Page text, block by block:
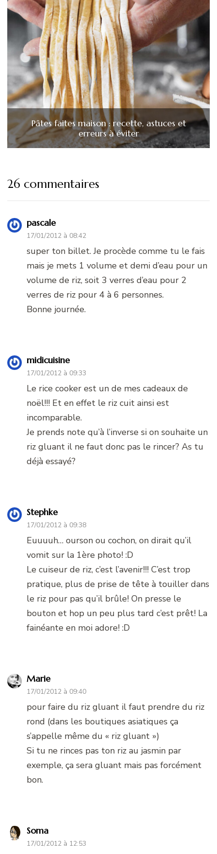
Pâtes faites maison : recette, astuces et
erreurs à éviter
26 commentaires
pascale
17/01/2012 à 08:42
super ton billet. Je procède comme tu le fais
mais je mets 1 volume et demi d’eau pour un
volume de riz, soit 3 verres d’eau pour 2
verres de riz pour 4 à 6 personnes.
Bonne journée.
midicuisine
17/01/2012 à 09:33
Le rice cooker est un de mes cadeaux de
noël!!! Et en effet le riz cuit ainsi est
incomparable.
Je prends note qu’à l’inverse si on souhaite un
riz gluant il ne faut donc pas le rincer? As tu
déjà essayé?
Stephke
17/01/2012 à 09:38
Euuuuh… ourson ou cochon, on dirait qu’il
vomit sur la 1ère photo! :D
Le cuiseur de riz, c’est l’avenir!!! C’est trop
pratique, plus de prise de tête à touiller dans
le riz pour pas qu’il brûle! On presse le
bouton et hop un peu plus tard c’est prêt! La
fainéante en moi adore! :D
Marie
17/01/2012 à 09:40
pour faire du riz gluant il faut prendre du riz
rond (dans les boutiques asiatiques ça
s’appelle même du « riz gluant »)
Si tu ne rinces pas ton riz au jasmin par
exemple, ça sera gluant mais pas forcément
bon.
Soma
17/01/2012 à 12:53